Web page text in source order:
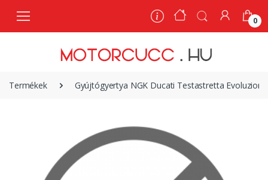
0
Termékek Gyújtógyertya NGK Ducati Testastretta
0